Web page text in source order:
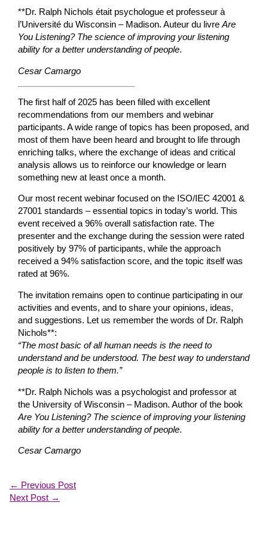
**Dr. Ralph Nichols était psychologue et professeur à
l’Université du Wisconsin – Madison. Auteur du livreAre
You Listening? The science of improving your listening
ability for a better understanding of people.
Cesar Camargo
The first half of 2025 has been filled with excellent
recommendations from our members and webinar
participants. A wide range of topics has been proposed, and
most of them have been heard and brought to life through
enriching talks, where the exchange of ideas and critical
analysis allows us to reinforce our knowledge or learn
something new at least once a month.
Our most recent webinar focused on the ISO/IEC 42001 &
27001 standards – essential topics in today’s world. This
event received a 96% overall satisfaction rate. The
presenter and the exchange during the session were rated
positively by 97% of participants, while the approach
received a 94% satisfaction score, and the topic itself was
rated at 96%.
The invitation remains open to continue participating in our
activities and events, and to share your opinions, ideas,
and suggestions. Let us remember the words of Dr. Ralph
Nichols**:
“The most basic of all human needs is the need to
understand and be understood. The best way to understand
people is to listen to them.”
**Dr. Ralph Nichols was a psychologist and professor at
the University of Wisconsin – Madison. Author of the book
Are You Listening? The science of improving your listening
ability for a better understanding of people.
Cesar Camargo
← Previous Post
Next Post →